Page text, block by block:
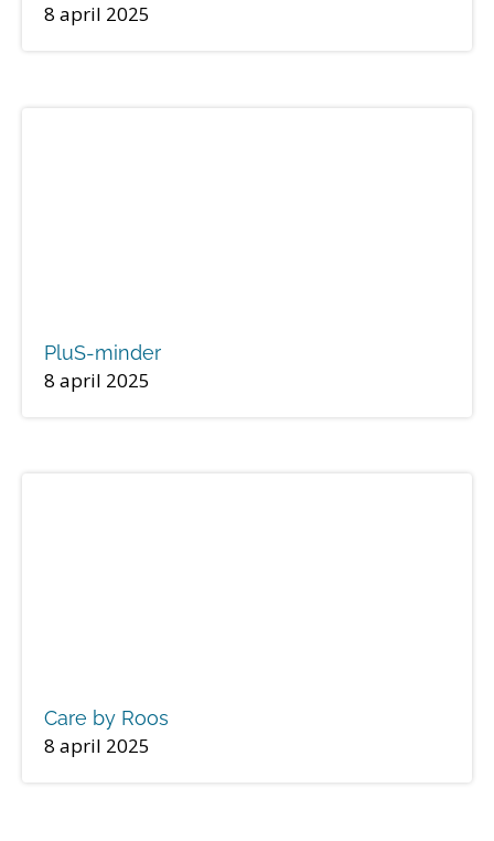
8 april 2025
PluS-minder
8 april 2025
Care by Roos
8 april 2025